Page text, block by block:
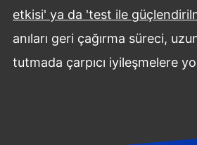
etkisi' ya da 'test ile
anıları geri çağırma süreci,
tutmada çarpıcı iyileşmelere